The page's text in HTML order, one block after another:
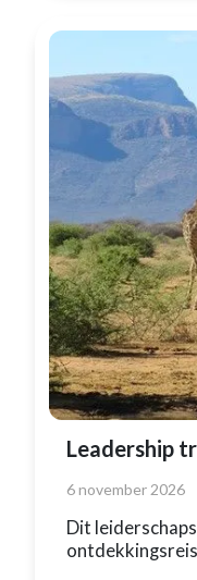
Leadership
6 november 2026
Dit
ontdekkingsreis